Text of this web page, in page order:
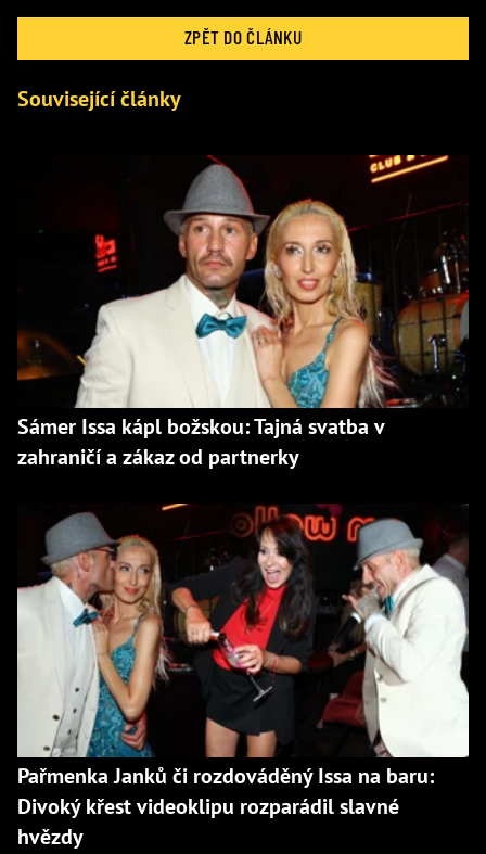
ZPĚT DO ČLÁNKU
Související články
Sámer Issa kápl božskou: Tajná svatba v
zahraničí a zákaz od partnerky
Pařmenka Janků či rozdováděný Issa na baru:
Divoký křest videoklipu rozparádil slavné
hvězdy